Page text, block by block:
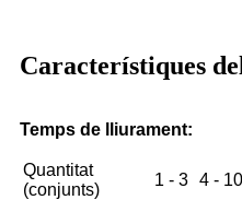
Característiques
Temps de lliurament:
Quantitat
(conjunts)
1 - 3 4 - 10